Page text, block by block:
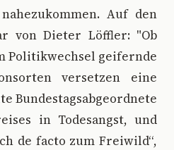
Auf den
von Dieter Löffler: "Ob
Politikwechsel geifernde
versetzen eine
Bundestagsabgeordnete
in Todesangst, und
de facto zum Freiwild“,